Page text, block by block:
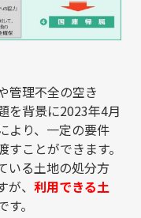
管理不全の空き
を背景に2023年4月
より、一定の要件
ことができます。
いる土地の処分方
、 利用できる土
。